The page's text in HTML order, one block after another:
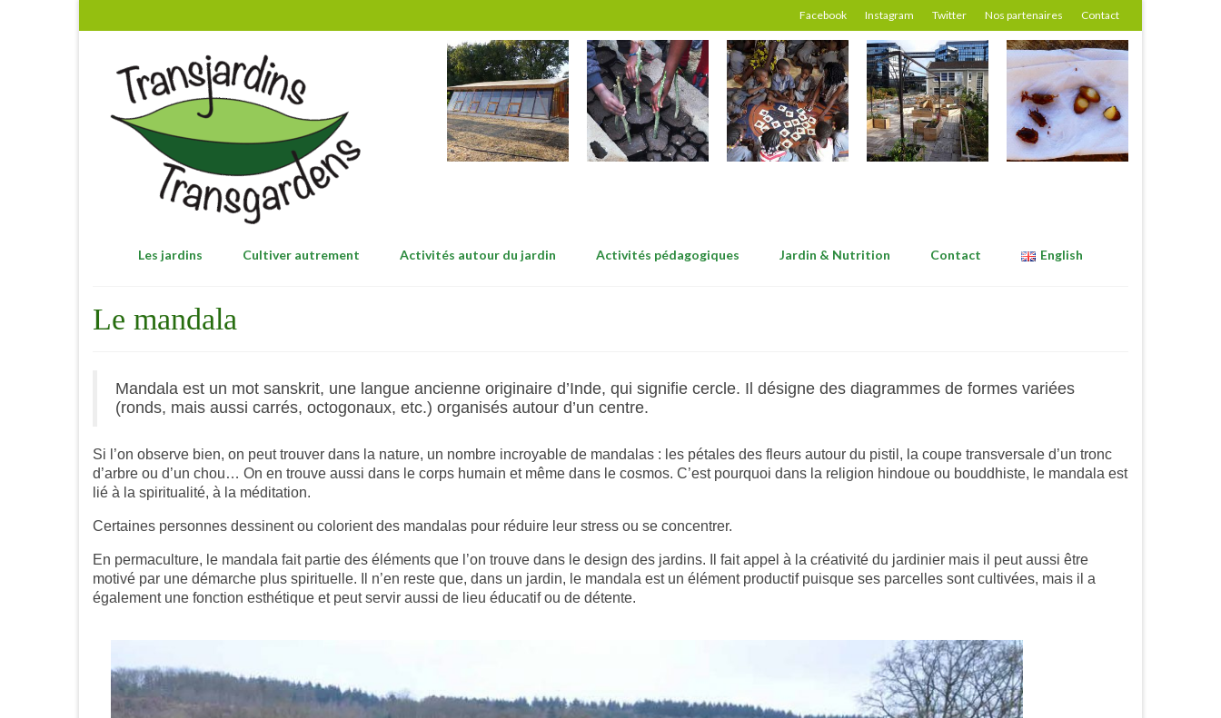
Facebook Instagram Twitter Nos partenaires Contact
Les jardins Cultiver autrement Activités autour du jardin Activités pédagogiques Jardin & Nutrition Contact English
Le mandala
Mandala est un mot sanskrit, une langue ancienne originaire d’Inde, qui signifie cercle. Il désigne des diagrammes de formes variées
(ronds, mais aussi carrés, octogonaux, etc.) organisés autour d’un centre.
Si l’on observe bien, on peut trouver dans la nature, un nombre incroyable de mandalas : les pétales des fleurs autour du pistil, la coupe transversale d’un tronc
d’arbre ou d’un chou… On en trouve aussi dans le corps humain et même dans le cosmos. C’est pourquoi dans la religion hindoue ou bouddhiste, le mandala est
lié à la spiritualité, à la méditation.
Certaines personnes dessinent ou colorient des mandalas pour réduire leur stress ou se concentrer.
En permaculture, le mandala fait partie des éléments que l’on trouve dans le design des jardins. Il fait appel à la créativité du jardinier mais il peut aussi être
motivé par une démarche plus spirituelle. Il n’en reste que, dans un jardin, le mandala est un élément productif puisque ses parcelles sont cultivées, mais il a
également une fonction esthétique et peut servir aussi de lieu éducatif ou de détente.